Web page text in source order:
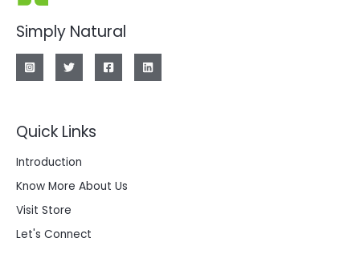
Simply Natural
Quick Links
Introduction
Know More About Us
Visit Store
Let's Connect